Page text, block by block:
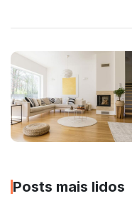
Posts mais lidos